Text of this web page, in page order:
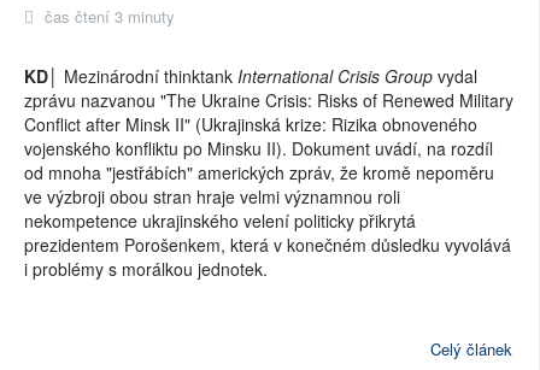
čas čtení 3 minuty
KD│ Mezinárodní thinktank International Crisis Group vydal
zprávu nazvanou "The Ukraine Crisis: Risks of Renewed Military
Conflict after Minsk II" (Ukrajinská krize: Rizika obnoveného
vojenského konfliktu po Minsku II). Dokument uvádí, na rozdíl
od mnoha "jestřábích" amerických zpráv, že kromě nepoměru
ve výzbroji obou stran hraje velmi významnou roli
nekompetence ukrajinského velení politicky přikrytá
prezidentem Porošenkem, která v konečném důsledku vyvolává
i problémy s morálkou jednotek.
Celý článek